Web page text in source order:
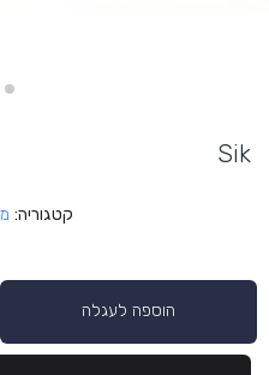
Sik
קטגוריה
הוספה לעגלה